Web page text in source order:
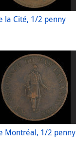
la Cité, 1/2 penny
Montréal, 1/2 penny